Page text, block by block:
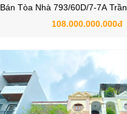
Bán Tòa Nhà 793/60D/7-7A
Phường Tân Hưng, Quận 7,
108.000.000.000đ